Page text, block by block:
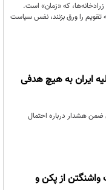
که «زمان» است.
می‌خزند، بیش از آنکه تقویم را ورق بزنند، نفس سیاست
ایران به هیچ هدفی
ضمن هشدار درباره احتمال
واشنگتن از پکن و